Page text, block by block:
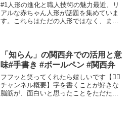
#1人形の進化と職人技術の魅力最近、リ
アルな赤ちゃん人形が話題を集めていま
す。これらはただの人形ではなく、まる
されており、一見すると...
「知らん」の関西弁での活用と意
味#手書き #ボールペン #関西弁
フフッと笑ってくれたら嬉しいです【✍🏻
チャンネル概要】字を書くことが好きな
脳筋が、面白いと思ったことをただただ